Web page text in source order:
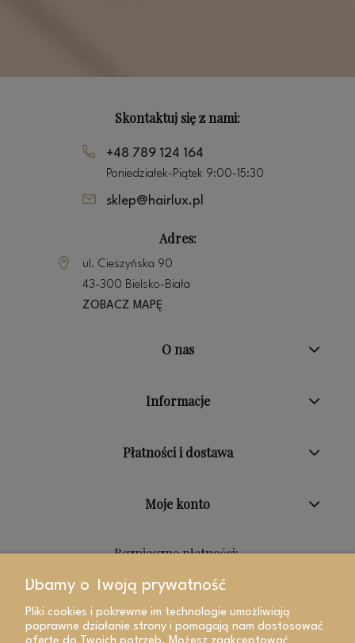
Skontaktuj się z nami:
+48 789 124 164
Poniedziałek-Piątek 9:00-15:30
sklep@hairlux.pl
Adres:
ul. Cieszyńska 90
43-300 Bielsko-Biała
ZOBACZ MAPĘ
O nas
Informacje
Płatności i dostawa
Moje konto
Bezpieczne płatności:
Dbamy o Twoją prywatność
Pliki cookies i pokrewne im technologie umożliwiają
poprawne działanie strony i pomagają nam dostosować